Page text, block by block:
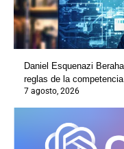
Daniel Esquenazi
reglas de la
7 agosto, 2026